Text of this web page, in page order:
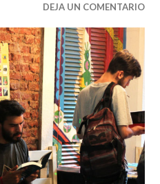
DEJA UN COMENTARIO